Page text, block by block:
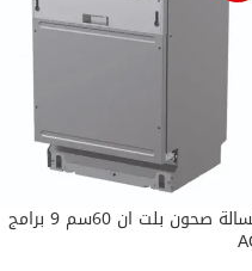
غسالة صحون بلت ان 60سم 9 برامج